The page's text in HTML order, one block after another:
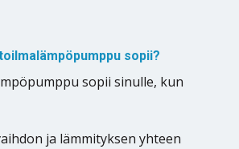
sopii?
sopii sinulle, kun
ja lämmityksen yhteen